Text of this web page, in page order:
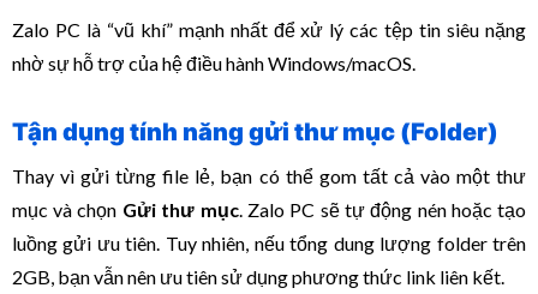
Zalo PC là “vũ khí” mạnh nhất để xử lý các tệp tin siêu nặng
nhờ sự hỗ trợ của hệ điều hành Windows/macOS.
Tận dụng tính năng gửi thư mục (Folder)
Thay vì gửi từng file lẻ, bạn có thể gom tất cả vào một thư
mục và chọn Gửi thư mục. Zalo PC sẽ tự động nén hoặc tạo
luồng gửi ưu tiên. Tuy nhiên, nếu tổng dung lượng folder trên
2GB, bạn vẫn nên ưu tiên sử dụng phương thức link liên kết.